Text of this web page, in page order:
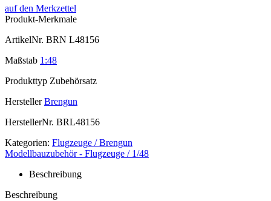
auf den Merkzettel
Produkt-Merkmale
ArtikelNr. BRN L48156
Maßstab 1:48
Produkttyp Zubehörsatz
Hersteller Brengun
HerstellerNr. BRL48156
Kategorien: Flugzeuge / Brengun
Modellbauzubehör - Flugzeuge / 1/48
Beschreibung
Beschreibung